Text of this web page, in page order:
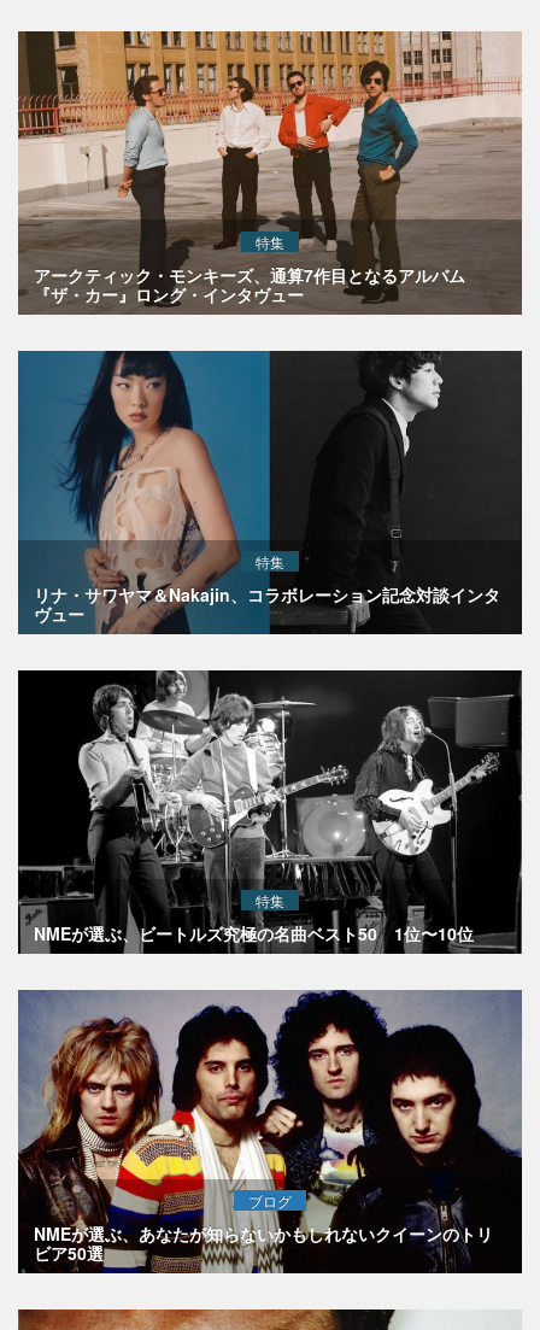
特集
アークティック・モンキーズ、通算7作目となるアルバム
『ザ・カー』ロング・インタヴュー
特集
リナ・サワヤマ＆Nakajin、コラボレーション記念対談インタ
ヴュー
特集
NMEが選ぶ、ビートルズ究極の名曲ベスト50 1位〜10位
ブログ
NMEが選ぶ、あなたが知らないかもしれないクイーンのトリ
ビア50選